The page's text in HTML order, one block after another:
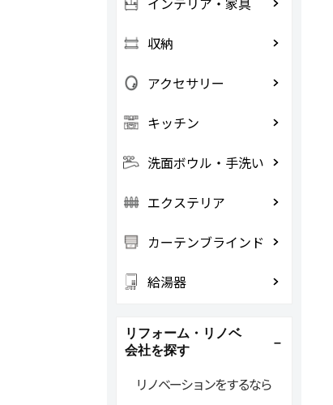
収納
アクセサリー
キッチン
洗面ボウル・手洗い
エクステリア
カーテンブラインド
給湯器
リフォーム・リノベ
会社を探す
リノベーションをするなら